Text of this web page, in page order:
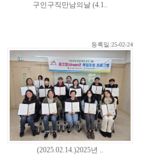
구인구직만남의날 (4.1..
등록일:25-02-24
(2025.02.14.)2025년 ..